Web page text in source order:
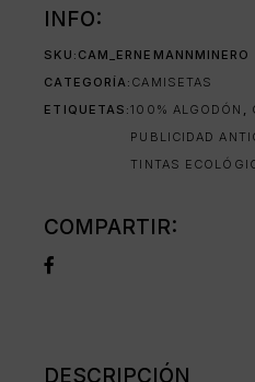
INFO:
SKU: CAM_ERNEMANNMINERO
CATEGORÍA: CAMISETAS
ETIQUETAS:100% ALGODÓN ,
PUBLICIDAD
TINTAS
COMPARTIR:
DESCRIPCIÓN